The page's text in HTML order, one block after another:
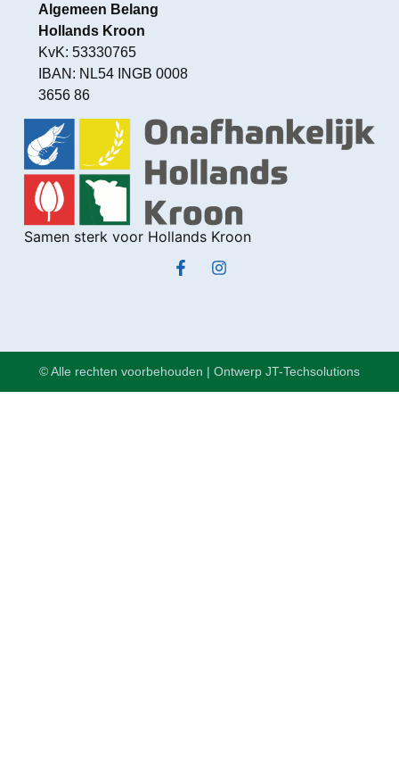
Samen sterk voor Hollands Kroon
Algemeen Belang
Hollands Kroon
KvK: 53330765
IBAN: NL54 INGB 0008
3656 86
© Alle rechten voorbehouden | Ontwerp JT-Techsolutions